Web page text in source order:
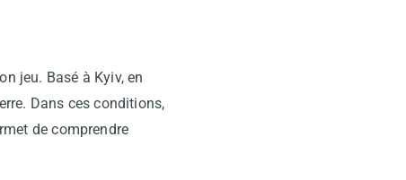
jeu. Basé à Kyiv, en
Dans ces conditions,
de comprendre